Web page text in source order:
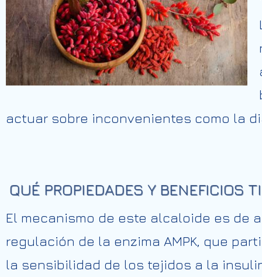
actuar sobre inconvenientes como la
QUÉ PROPIEDADES Y BENEFICIOS
El mecanismo de este alcaloide es de
regulación de la enzima AMPK, que
la sensibilidad de los tejidos a la